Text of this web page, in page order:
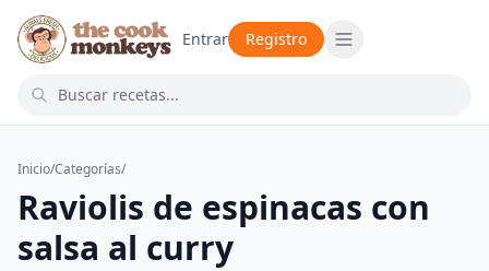
Entrar Registro
Inicio/Categorías/
Raviolis de espinacas con
salsa al curry